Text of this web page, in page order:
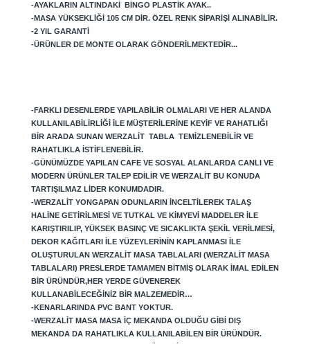
-AYAKLARIN ALTINDAKI BINGO PLASTIK AYAK..
-MASA YÜKSEKLIĞI 105 CM DIR. ÖZEL RENK SIPARIŞI ALINABILIR.
-2 YIL GARANTI
-ÜRÜNLER DE MONTE OLARAK GÖNDERILMEKTEDIR...
-FARKLI DESENLERDE YAPILABILIR OLMALARI VE HER ALANDA
KULLANILABILIRLIĞI ILE MÜŞTERILERINE KEYIF VE RAHATLIĞI
BIR ARADA SUNAN WERZALIT TABLA TEMIZLENEBILIR VE
RAHATLIKLA ISTIFLENEBILIR.
-GÜNÜMÜZDE YAPILAN CAFE VE SOSYAL ALANLARDA CANLI VE
MODERN ÜRÜNLER TALEP EDILIR VE WERZALIT BU KONUDA
TARTIŞILMAZ LIDER KONUMDADIR.
-WERZALIT YONGAPAN ODUNLARIN INCELTILEREK TALAŞ
HALINE GETIRILMESI VE TUTKAL VE KIMYEVI MADDELER ILE
KARIŞTIRILIP, YÜKSEK BASINÇ VE SICAKLIKTA ŞEKIL VERILMESI,
DEKOR KAĞITLARI ILE YÜZEYLERININ KAPLANMASI ILE
OLUŞTURULAN WERZALIT MASA TABLALARI (WERZALIT MASA
TABLALARI) PRESLERDE TAMAMEN BITMIŞ OLARAK IMAL EDILEN
BIR ÜRÜNDÜR,HER YERDE GÜVENEREK
KULLANABILECEĞINIZ BIR MALZEMEDIR…
-KENARLARINDA PVC BANT YOKTUR.
-WERZALIT MASA MASA IÇ MEKANDA OLDUĞU GIBI DIŞ
MEKANDA DA RAHATLIKLA KULLANILABILEN BIR ÜRÜNDÜR.